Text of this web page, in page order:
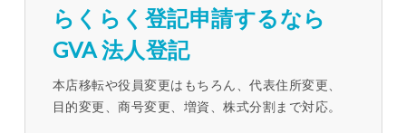
らくらく登記申請するなら
GVA 法人登記
本店移転や役員変更はもちろん、代表住所変更、
目的変更、商号変更、増資、株式分割まで対応。